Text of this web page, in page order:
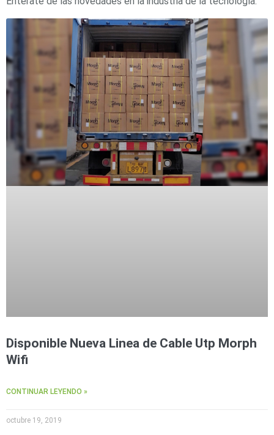
Disponible Nueva Linea de Cable Utp Morph
Wifi
CONTINUAR LEYENDO »
octubre 19, 2019